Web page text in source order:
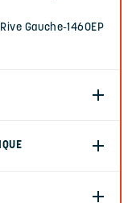
Gauche-1460EP